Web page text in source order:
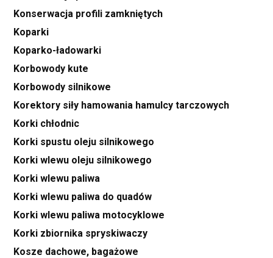
Konserwacja profili zamkniętych
Koparki
Koparko-ładowarki
Korbowody kute
Korbowody silnikowe
Korektory siły hamowania hamulcy tarczowych
Korki chłodnic
Korki spustu oleju silnikowego
Korki wlewu oleju silnikowego
Korki wlewu paliwa
Korki wlewu paliwa do quadów
Korki wlewu paliwa motocyklowe
Korki zbiornika spryskiwaczy
Kosze dachowe, bagażowe